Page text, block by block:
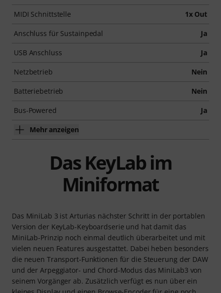
MIDI Schnittstelle 1x Out
Anschluss für Sustainpedal Ja
USB Anschluss Ja
Netzbetrieb Nein
Batteriebetrieb Nein
Bus-Powered Ja
Mehr anzeigen
Das KeyLab im
Miniformat
Das MiniLab 3 ist Arturias nächster Schritt in der portablen
Version der KeyLab-Keyboardserie und hat damit das
MiniLab-Prinzip noch einmal deutlich überarbeitet und mit
vielen neuen Features ausgestattet. Dabei heben besonders
die neuen Transport-Funktionen für die Steuerung der DAW
und der Arpeggiator- und Chord-Modus das MiniLab3 von
seinem Vorgänger ab. Zusätzlich verfügt es nun über ein